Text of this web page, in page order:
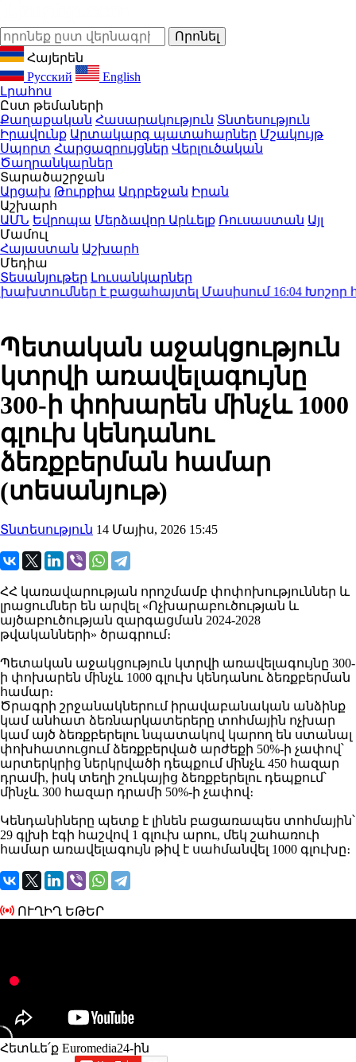
Հայերեն
Русский
English
Լրահոս
Ըստ թեմաների
Քաղաքական Հասարակություն Տնտեսություն
Իրավունք Արտակարգ պատահարներ Մշակույթ
Սպորտ Հարցազրույցներ Վերլուծական
Ծաղրանկարներ
Տարածաշրջան
Արցախ Թուրքիա Ադրբեջան Իրան
Աշխարհ
ԱՄՆ Եվրոպա Մերձավոր Արևելք Ռուսաստան Այլ
Մամուլ
Հայաստան Աշխարհ
Մեդիա
Տեսանյութեր Լուսանկարներ
է բացահայտել Մասիսում16:04Խոշոր
Պետական աջակցություն
կտրվի առավելագույնը
300-ի փոխարեն մինչև 1000
գլուխ կենդանու
ձեռքբերման համար
(տեսանյութ)
Տնտեսություն 14 Մայիս, 2026 15:45
ՀՀ կառավարության որոշմամբ փոփոխություններ և
լրացումներ են արվել «Ոչխարաբուծության և
այծաբուծության զարգացման 2024-2028
թվականների» ծրագրում։
Պետական աջակցություն կտրվի առավելագույնը 300-
ի փոխարեն մինչև 1000 գլուխ կենդանու ձեռքբերման
համար։
Ծրագրի շրջանակներում իրավաբանական անձինք
կամ անհատ ձեռնարկատերերը տոհմային ոչխար
կամ այծ ձեռքբերելու նպատակով կարող են ստանալ
փոխհատուցում ձեռքբերված արժեքի 50%-ի չափով՝
արտերկրից ներկրվածի դեպքում մինչև 450 հազար
դրամի, իսկ տեղի շուկայից ձեռքբերելու դեպքում՝
մինչև 300 հազար դրամի 50%-ի չափով։
Կենդանիները պետք է լինեն բացառապես տոհմային՝
29 գլխի էգի հաշվով 1 գլուխ արու, մեկ շահառուի
համար առավելագույն թիվ է սահմանվել 1000 գլուխը։
ՈՒՂԻՂ ԵԹԵՐ
Հետևե՛ք Euromedia24-ին